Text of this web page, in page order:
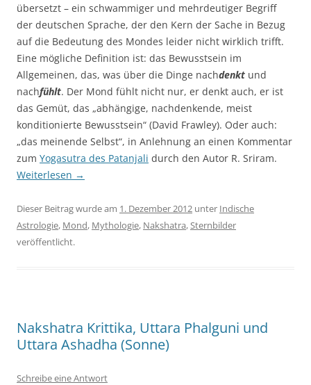
übersetzt – ein schwammiger und mehrdeutiger Begriff
der deutschen Sprache, der den Kern der Sache in Bezug
auf die Bedeutung des Mondes leider nicht wirklich trifft.
Eine mögliche Definition ist: das Bewusstsein im
Allgemeinen, das, was über die Dinge nachdenkt und
nachfühlt. Der Mond fühlt nicht nur, er denkt auch, er ist
das Gemüt, das „abhängige, nachdenkende, meist
konditionierte Bewusstsein“ (David Frawley). Oder auch:
„das meinende Selbst“, in Anlehnung an einen Kommentar
zum Yogasutra des Patanjali durch den Autor R. Sriram.
Weiterlesen →
Dieser Beitrag wurde am 1. Dezember 2012 unter Indische
Astrologie, Mond, Mythologie, Nakshatra, Sternbilder
veröffentlicht.
Nakshatra Krittika, Uttara Phalguni und
Uttara Ashadha (Sonne)
Schreibe eine Antwort